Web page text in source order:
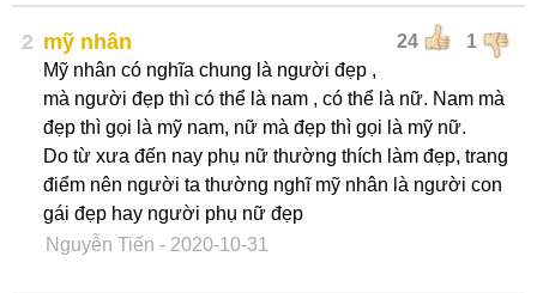
2 24 1
mỹ nhân
Mỹ nhân có nghĩa chung là người đẹp ,
mà người đẹp thì có thể là nam , có thể là nữ. Nam mà
đẹp thì gọi là mỹ nam, nữ mà đẹp thì gọi là mỹ nữ.
Do từ xưa đến nay phụ nữ thường thích làm đẹp, trang
điểm nên người ta thường nghĩ mỹ nhân là người con
gái đẹp hay người phụ nữ đẹp
Nguyễn Tiến - 2020-10-31